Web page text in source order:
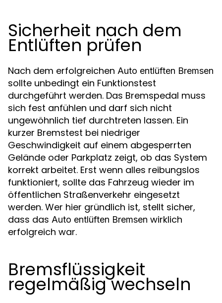
Sicherheit nach dem
Entlüften prüfen
Nach dem erfolgreichen Auto entlüften Bremsen
sollte unbedingt ein Funktionstest
durchgeführt werden. Das Bremspedal muss
sich fest anfühlen und darf sich nicht
ungewöhnlich tief durchtreten lassen. Ein
kurzer Bremstest bei niedriger
Geschwindigkeit auf einem abgesperrten
Gelände oder Parkplatz zeigt, ob das System
korrekt arbeitet. Erst wenn alles reibungslos
funktioniert, sollte das Fahrzeug wieder im
öffentlichen Straßenverkehr eingesetzt
werden. Wer hier gründlich ist, stellt sicher,
dass das Auto entlüften Bremsen wirklich
erfolgreich war.
Bremsflüssigkeit
regelmäßig wechseln